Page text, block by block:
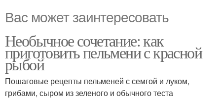
Вас может заинтересовать
Необычное сочетание: как
приготовить пельмени с красной
рыбой
Пошаговые рецепты пельменей с семгой и луком,
грибами, сыром из зеленого и обычного теста